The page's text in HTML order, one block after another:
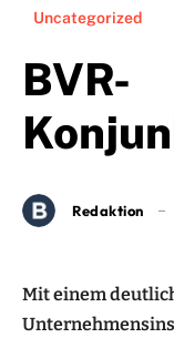
Uncategorized
BVR-
Redaktion
Mit einem